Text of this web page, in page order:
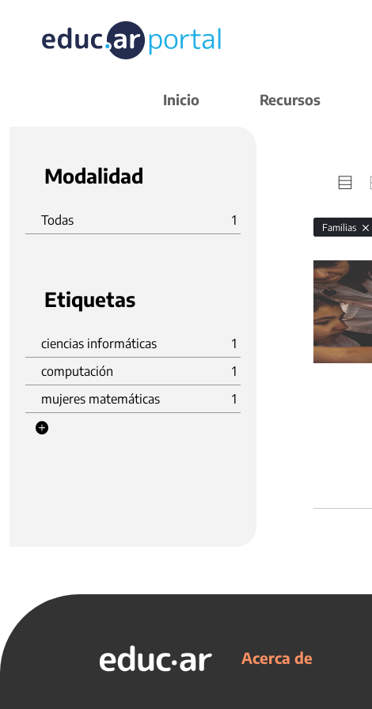
Inicio Recursos
Modalidad
Todas 1
Etiquetas
ciencias informáticas
1
computación
1
mujeres matemáticas
1
Familias
Acerca de